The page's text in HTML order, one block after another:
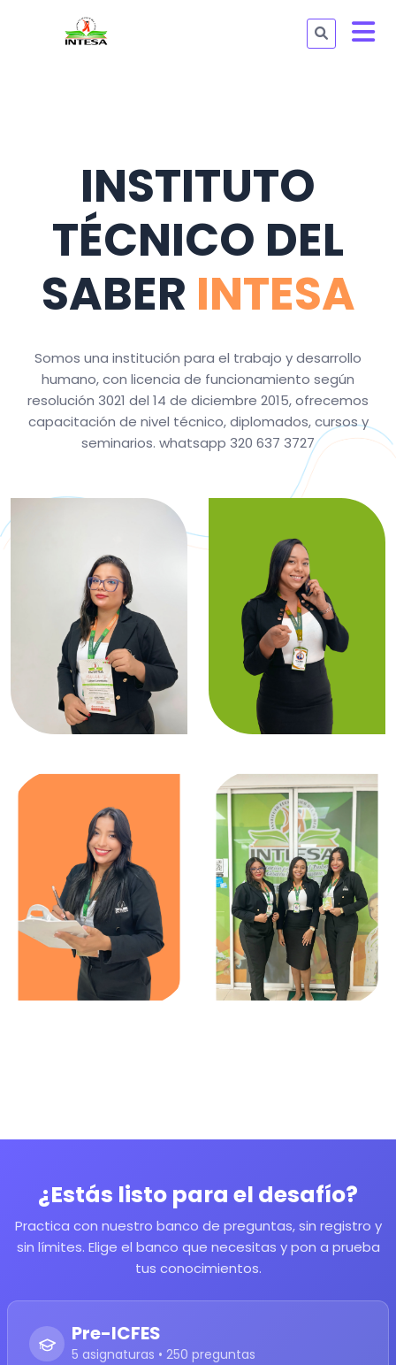
INSTITUTO
TÉCNICO DEL
SABER INTESA
Somos una institución para el trabajo y desarrollo
humano, con licencia de funcionamiento según
resolución 3021 del 14 de diciembre 2015, ofrecemos
capacitación de nivel técnico, diplomados, cursos y
seminarios. whatsapp 320 637 3727
¿Estás listo para el desafío?
Practica con nuestro banco de preguntas, sin registro y
sin límites. Elige el banco que necesitas y pon a prueba
tus conocimientos.
Pre-ICFES
5 asignaturas • 250 preguntas